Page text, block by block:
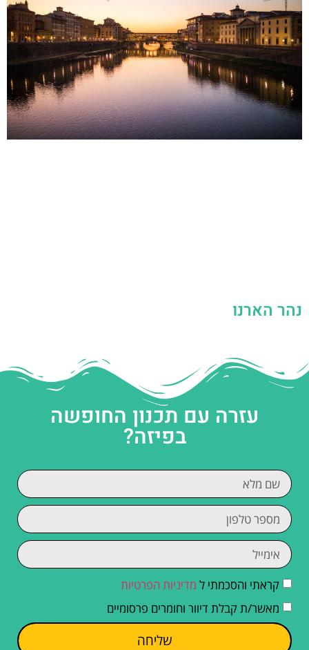
נהר הארנו
עזרה עם תכנון החופשה
בפיזה?
קראתי והסכמתי ל מדיניות הפרטיות
מאשר/ת קבלת דיוור וחומרים פרסומיים
שליחה